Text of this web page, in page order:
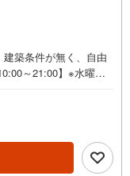
築条件が無く、自由
～21:00】※水曜定
される場合は「室
よりご希望の日時を
案内が可能です。◎現
時間帯もご案内が可
ッフが物件詳細を丁寧